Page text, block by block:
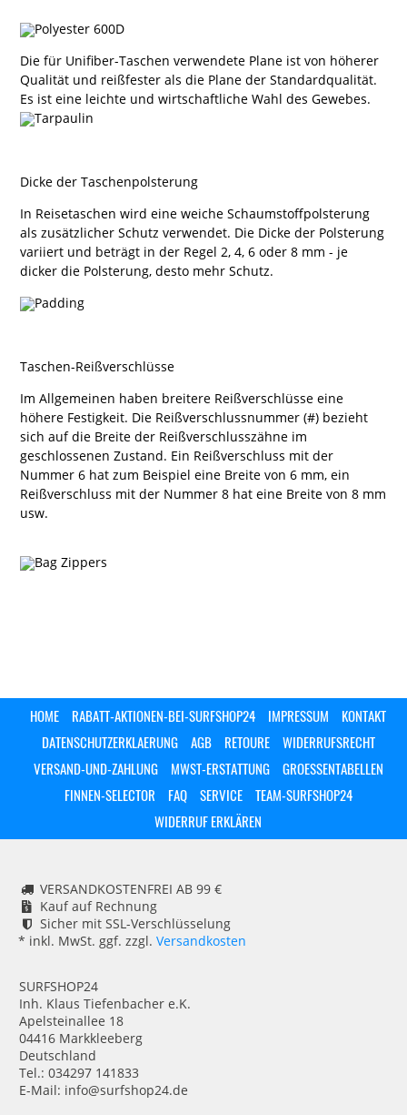
Die für Unifiber-Taschen verwendete Plane ist von höherer
Qualität und reißfester als die Plane der Standardqualität.
Es ist eine leichte und wirtschaftliche Wahl des Gewebes.
Dicke der Taschenpolsterung
In Reisetaschen wird eine weiche Schaumstoffpolsterung
als zusätzlicher Schutz verwendet. Die Dicke der Polsterung
variiert und beträgt in der Regel 2, 4, 6 oder 8 mm - je
dicker die Polsterung, desto mehr Schutz.
Taschen-Reißverschlüsse
Im Allgemeinen haben breitere Reißverschlüsse eine
höhere Festigkeit. Die Reißverschlussnummer (#) bezieht
sich auf die Breite der Reißverschlusszähne im
geschlossenen Zustand. Ein Reißverschluss mit der
Nummer 6 hat zum Beispiel eine Breite von 6 mm, ein
Reißverschluss mit der Nummer 8 hat eine Breite von 8 mm
usw.
HOME RABATT-AKTIONEN-BEI-SURFSHOP24 IMPRESSUM
KONTAKT
DATENSCHUTZERKLAERUNG
AGB RETOURE
WIDERRUFSRECHT
VERSAND-UND-ZAHLUNG
MWST-ERSTATTUNG
GROESSENTABELLEN
FINNEN-SELECTOR
FAQ SERVICE
TEAM-SURFSHOP24
WIDERRUF ERKLÄREN
VERSANDKOSTENFREI AB 99 €
Kauf auf Rechnung
Sicher mit SSL-Verschlüsselung
* inkl. MwSt. ggf. zzgl. Versandkosten
SURFSHOP24
Inh. Klaus Tiefenbacher e.K.
Apelsteinallee 18
04416 Markkleeberg
Deutschland
Tel.: 034297 141833
E-Mail: info@surfshop24.de